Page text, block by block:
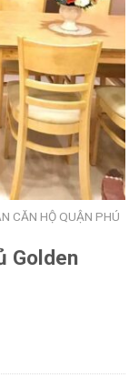
CĂN HỘ QUẬN PHÚ
Golden